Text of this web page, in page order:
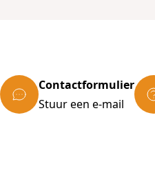
Contactformulier
Stuur een e-mail